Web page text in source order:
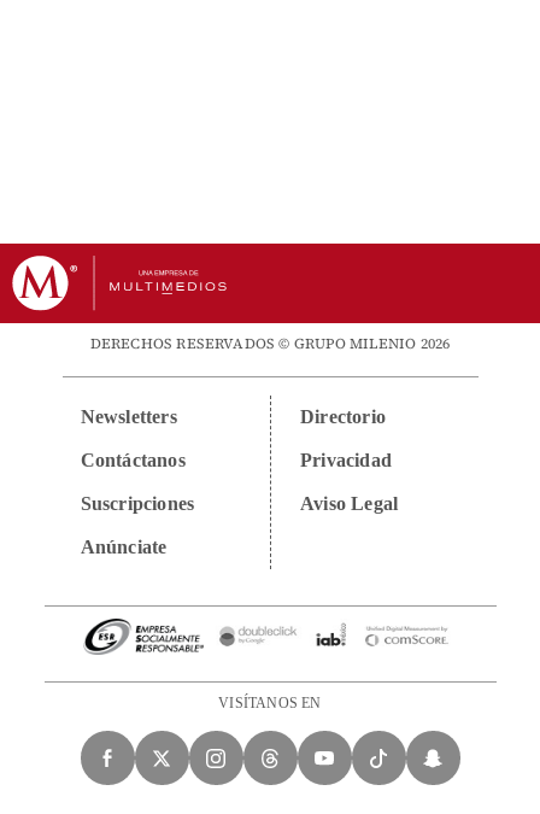
DERECHOS RESERVADOS © GRUPO MILENIO 2026
Newsletters
Contáctanos
Suscripciones
Anúnciate
Directorio
Privacidad
Aviso Legal
VISÍTANOS EN